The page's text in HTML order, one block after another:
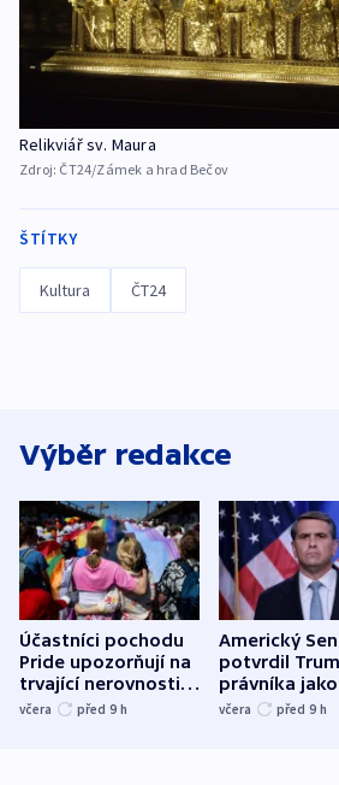
Relikviář sv. Maura
Zdroj: ČT24/Zámek a hrad Bečov
ŠTÍTKY
Kultura ČT24
Výběr redakce
Účastníci pochodu
Pride upozorňují na
trvající nerovnosti i
společenskou
včera před 9 h
Americký
potvrdil
právníka jako
ministra
včera před 9 h